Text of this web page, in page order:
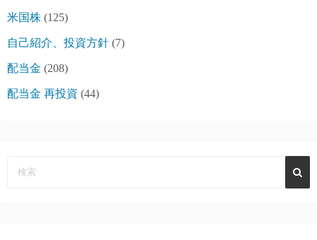
米国株 (125)
自己紹介、投資方針 (7)
配当金 (208)
配当金 再投資 (44)